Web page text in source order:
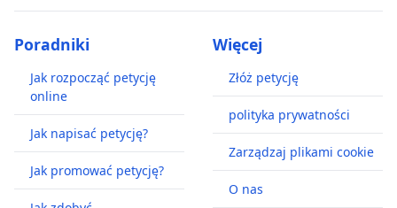
Poradniki
Jak rozpocząć petycję
online
Jak napisać petycję?
Jak promować petycję?
Więcej
Złóż petycję
polityka prywatności
Zarządzaj plikami cookie
O nas